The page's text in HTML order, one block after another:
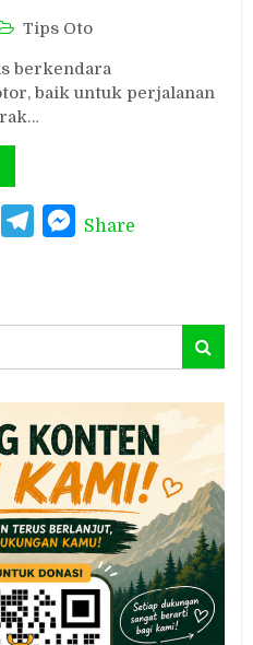
Tips Oto
berkendara
baik untuk perjalanan
LinkedInTelegramMessenger
Share
Search